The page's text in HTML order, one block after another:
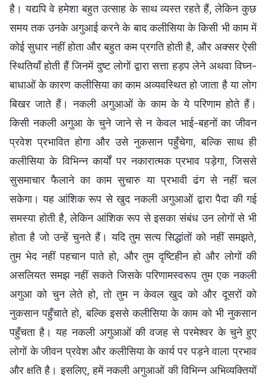
है। यद्यपि वे हमेशा बहुत उत्साह के साथ व्यस्त रहते हैं, लेकिन कुछ
समय तक उनके अगुआई करने के बाद कलीसिया के किसी भी काम में
कोई सुधार नहीं होता और बहुत कम प्रगति होती है, और अक्सर ऐसी
स्थितियाँ होती हैं जिनमें दुष्ट लोगों द्वारा सत्ता हड़प लेने अथवा विघ्न-
बाधाओं के कारण कलीसिया का काम अव्यवस्थित हो जाता है या लोग
बिखर जाते हैं। नकली अगुआओं के काम के ये परिणाम होते हैं।
किसी नकली अगुआ के चुने जाने से न केवल भाई-बहनों का जीवन
प्रवेश प्रभावित होगा और उसे नुकसान पहुँचेगा, बल्कि साथ ही
कलीसिया के विभिन्न कार्यों पर नकारात्मक प्रभाव पड़ेगा, जिससे
सुसमाचार फैलाने का काम सुचारु या प्रभावी ढंग से नहीं चल
सकेगा। यह आंशिक रूप से खुद नकली अगुआओं द्वारा पैदा की गई
समस्या होती है, लेकिन आंशिक रूप से इसका संबंध उन लोगों से भी
होता है जो उन्हें चुनते हैं। यदि तुम सत्य सिद्धांतों को नहीं समझते,
तुम भेद नहीं पहचान पाते हो, और तुम दृष्टिहीन हो और लोगों की
असलियत समझ नहीं सकते जिसके परिणामस्वरूप तुम एक नकली
अगुआ को चुन लेते हो, तो तुम न केवल खुद को और दूसरों को
नुकसान पहुँचाते हो, बल्कि इससे कलीसिया के काम को भी नुकसान
पहुँचता है। यह नकली अगुआओं की वजह से परमेश्वर के चुने हुए
लोगों के जीवन प्रवेश और कलीसिया के कार्य पर पड़ने वाला प्रभाव
और क्षति है। इसलिए, हमें नकली अगुआओं की विभिन्न अभिव्यक्तियों